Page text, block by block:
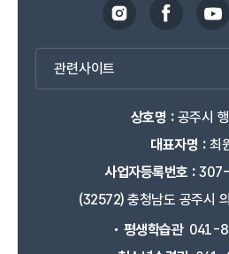
무한한 상상력과 꿈을 키우는 공간
공주만화작은도서관은 작지만
것입니다.
꿈의 보고인 만화의 가치를 높이
배우고 나누며 성장하는 공간에
아쉬움이 없도록 다양한 프로그
평생학습관은 일상의 문화를 선
생활문화플랫폼입니다.
자기 개발을 위한 공간을 제공해
시간과 삶을 디자인할 수 있도록
국민체육센터는 건강한 즐거움
관련사이트
상호명 :공주시
대표자명 :최
사업자등록번호 :
(32572) 충청남도 공주시
평생학습관 041-